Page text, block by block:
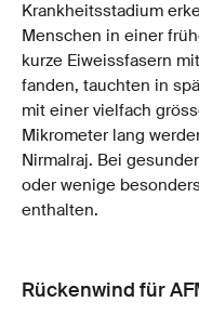
Krankheitsstadium
Menschen in einer
kurze Eiweissfasern
fanden, tauchten in
mit einer vielfach
Mikrometer lang
Nirmalraj. Bei
oder wenige
enthalten.
Rückenwind für